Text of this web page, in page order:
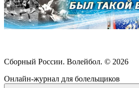
Сборный России. Волейбол. © 2026
Онлайн-журнал для болельщиков